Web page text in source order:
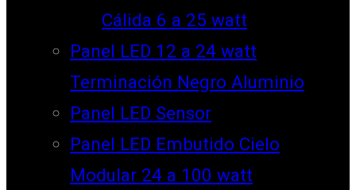
Cálida 6 a 25 watt
Panel LED 12 a 24 watt
Terminación Negro Aluminio
Panel LED Sensor
Panel LED Embutido Cielo
Modular 24 a 100 watt